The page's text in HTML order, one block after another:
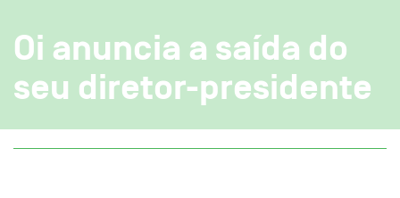
Oi anuncia a saída do
seu diretor-presidente